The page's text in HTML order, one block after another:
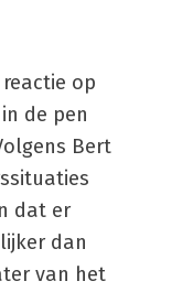
op
de pen
Bert
dat er
dan
van het